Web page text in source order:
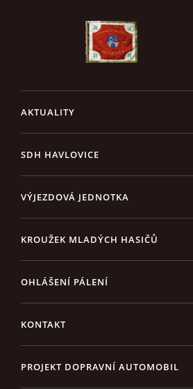
AKTUALITY
SDH HAVLOVICE
VÝJEZDOVÁ JEDNOTKA
KROUŽEK MLADÝCH HASIČŮ
OHLÁŠENÍ PÁLENÍ
KONTAKT
PROJEKT DOPRAVNÍ AUTOMOBIL